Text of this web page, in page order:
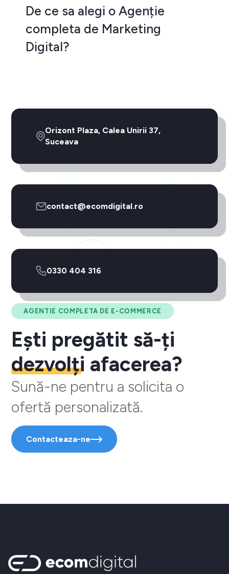
De ce sa alegi o Agenție
completa de Marketing
Digital?
AGENTIE COMPLETA DE E-COMMERCE
Ești pregătit să-ți
dezvolți afacerea?
Sună-ne pentru a solicita o
ofertă personalizată.
Contacteaza-ne
Orizont Plaza, Calea Unirii 37,
Suceava
contact@ecomdigital.ro
0330 404 316